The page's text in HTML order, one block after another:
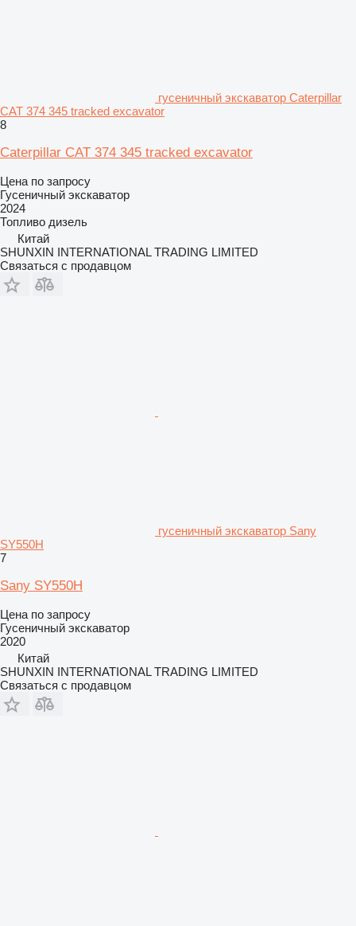
гусеничный экскаватор Caterpillar
CAT 374 345 tracked excavator
8
Caterpillar CAT 374 345 tracked excavator
Цена по запросу
Гусеничный экскаватор
2024
Топливо дизель
Китай
SHUNXIN INTERNATIONAL TRADING LIMITED
Связаться с продавцом
гусеничный экскаватор Sany
SY550H
7
Sany SY550H
Цена по запросу
Гусеничный экскаватор
2020
Китай
SHUNXIN INTERNATIONAL TRADING LIMITED
Связаться с продавцом